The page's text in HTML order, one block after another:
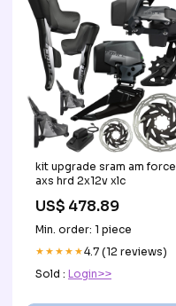
kit upgrade sram am force
axs hrd 2x12v xlc
US$ 478.89
Min. order: 1 piece
★★★★★4.7 (12 reviews)
Sold : Login>>